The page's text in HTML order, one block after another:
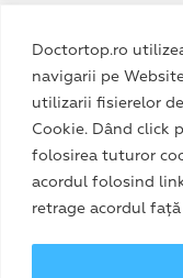
Doctortop.ro
navigarii pe
utilizarii fisierelor
Cookie. Dând click
folosirea tuturor
acordul folosind
retrage acordul